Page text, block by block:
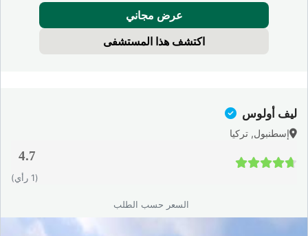
عرض مجاني
اكتشف هذا المستشفى
ليف أولوس
إسطنبول, تركيا
4.7
(1 رأي)
السعر حسب الطلب